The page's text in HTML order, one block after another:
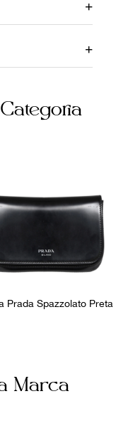
Capa de Chuva
Prada Spazzolato Preta
Marca